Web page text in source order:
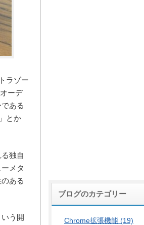
ラゾー
ーデ
ある
とか
独自
メタ
ある
う開
ブログのカテゴリー
Chrome拡張機能 (19)